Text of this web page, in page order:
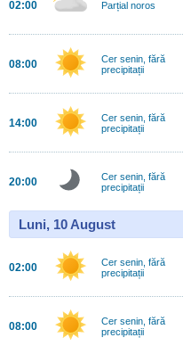
02:00 Parțial noros
08:00
Cer senin, fără
precipitații
14:00
Cer senin, fără
precipitații
20:00
Cer senin, fără
precipitații
Luni, 10 August
02:00
Cer senin, fără
precipitații
08:00
Cer senin, fără
precipitații